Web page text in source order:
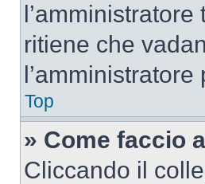
ritiene che
Top
» Come faccio
Cliccando il